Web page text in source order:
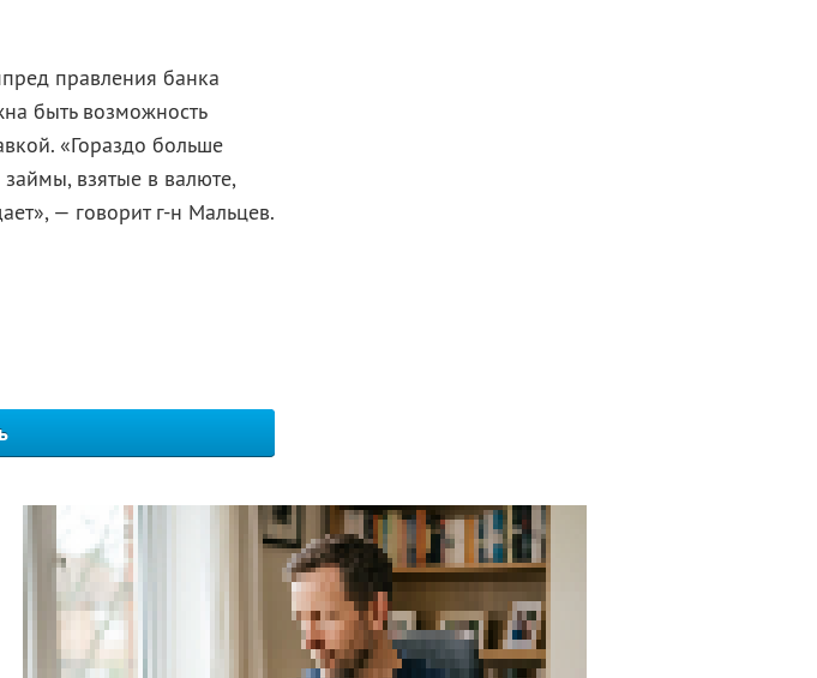
правления банка
быть возможность
«Гораздо больше
взятые в валюте,
— говорит г-н Мальцев.